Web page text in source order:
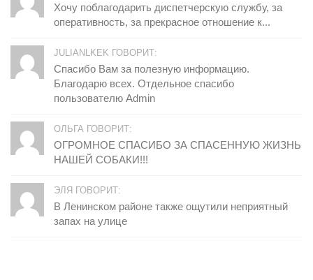
Хочу поблагодарить диспетчерскую службу, за
оперативность, за прекрасное отношение к...
JULIANLKEK ГОВОРИТ:
Спасибо Вам за полезную информацию.
Благодарю всех. Отдельное спасибо
пользователю Admin
ОЛЬГА ГОВОРИТ:
ОГРОМНОЕ СПАСИБО ЗА СПАСЕННУЮ ЖИЗНЬ
НАШЕЙ СОБАКИ!!!
ЭЛЯ ГОВОРИТ:
В Ленинском районе также ощутили неприятный
запах на улице